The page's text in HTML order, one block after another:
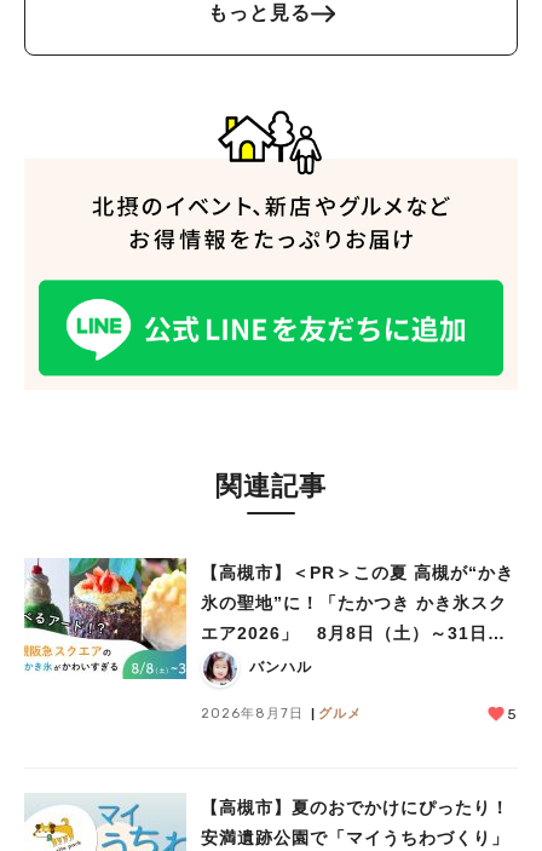
もっと見る
関連記事
【高槻市】＜PR＞この夏 高槻が“かき
氷の聖地”に！「たかつき かき氷スク
エア2026」 8月8日（土）～31日
（月）バンハル
2026年8月7日 グルメ 5
【高槻市】夏のおでかけにぴったり！
安満遺跡公園で「マイうちわづくり」